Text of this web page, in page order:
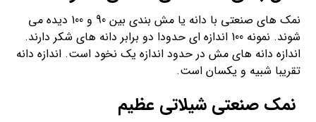
نمک های صنعتی با دانه یا مش بندی بین 90 و 100 دیده می
شوند. نمونه 100 اندازه ای حدودا دو برابر دانه های شکر دارند.
اندازه دانه های مش در حدود اندازه یک نخود است. اندازه دانه
تقریبا شبیه و یکسان است.
نمک صنعتی شیلاتی عظیم